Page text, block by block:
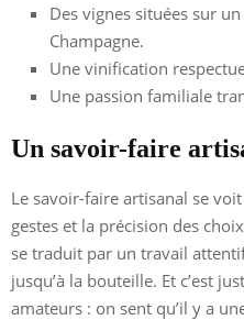
Des vignes situées sur
Champagne.
Une vinification
Une passion familiale
Un savoir-faire
Le savoir-faire artisanal se
gestes et la précision des
se traduit par un travail
jusqu’à la bouteille. Et c’est
amateurs : on sent qu’il y a